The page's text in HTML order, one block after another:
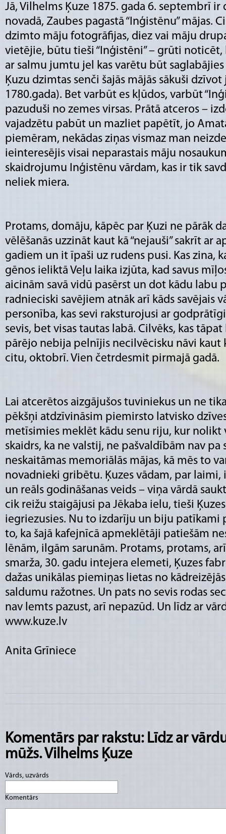
Jā, Vilhelms Ķuze 1875. gada 6. septembrī
novadā, Zaubes pagastā “Inģistēnu” mājas.
dzimto māju fotogrāfijas, diez vai māju
vietējie, būtu tieši “Inģistēni” – grūti noticēt,
ar salmu jumtu jel kas varētu būt saglabājies
Ķuzu dzimtas senči šajās mājās sākuši
1780.gada). Bet varbūt es kļūdos, varbūt
pazuduši no zemes virsas. Prātā atceros –
vajadzētu pabūt un mazliet papētīt, jo
piemēram, nekādas ziņas vismaz man
ieinteresējis visai neparastais māju
skaidrojumu Inģistēnu vārdam, kas ir tik
neliek miera.
Protams, domāju, kāpēc par Ķuzi ne pārāk
vēlēšanās uzzināt kaut kā “nejauši” sakrīt ar
gadiem un it īpaši uz rudens pusi. Kas zina,
gēnos ieliktā Veļu laika izjūta, kad savus
aicinām savā vidū pasērst un dot kādu labu
radnieciski savējiem atnāk arī kāds savējais
personība, kas sevi raksturojusi ar
sevis, bet visas tautas labā. Cilvēks, kas
pārējo nebija pelnījis necilvēcisku nāvi kaut
citu, oktobrī. Vien četrdesmit pirmajā gadā.
Lai atcerētos aizgājušos tuviniekus un ne
pēkšņi atdzīvināsim piemirsto latvisko
metīsimies meklēt kādu senu riju, kur nolikt
skaidrs, ka ne valstij, ne pašvaldībām nav
neskaitāmas memoriālās mājas, kā mēs to
novadnieki gribētu. Ķuzes vādam, par laimi,
un reāls godināšanas veids – viņa vārdā
cik reižu staigājusi pa Jēkaba ielu, tieši
iegriezusies. Nu to izdarīju un biju patīkami
to, ka šajā kafejnīcā apmeklētāji patiešām
lēnām, ilgām sarunām. Protams, protams,
smarža, 30. gadu intejera elemeti, Ķuzes
dažas unikālas piemiņas lietas no
saldumu ražotnes. Un pats no sevis rodas
nav lemts pazust, arī nepazūd. Un līdz ar
www.kuze.lv
Anita Grīniece
Komentārs par rakstu: Līdz ar
mūžs. Vilhelms Ķuze
Vārds, uzvārds
Komentārs